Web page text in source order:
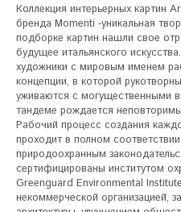
Коллекция интерьерных картин
бренда Momenti -уникальная
подборке картин нашли свое
будущее итальянского
художники с мировым именем
концепции, в которой
уживаются с могущественными
тандеме рождается
Рабочий процесс создания
проходит в полном
природоохранным
сертифицированы институтом
Greenguard Environmental
некоммерческой организацией,